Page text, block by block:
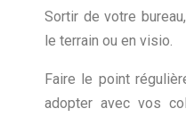
Sortir de votre
le terrain ou en visio.
Faire le point
adopter avec vos